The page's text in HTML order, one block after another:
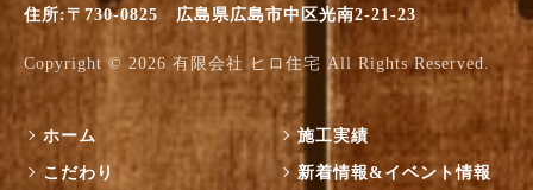
住所:〒730-0825 広島県広島市中区光南2-21-23
Copyright © 2026 有限会社 ヒロ住宅 All Rights Reserved.
ホーム
こだわり
施工実績
新着情報&イベント情報